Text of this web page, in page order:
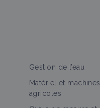
Gestion de l’eau
Matériel et machines
agricoles